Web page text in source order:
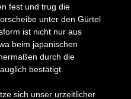
fest und trug die
unter den Gürtel
ist nicht nur aus
beim japanischen
durch die
bestätigt.
sich unser urzeitlicher